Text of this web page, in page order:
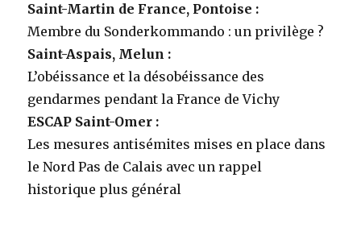
Saint-Martin de France, Pontoise :
Membre du Sonderkommando : un privilège ?
Saint-Aspais, Melun :
L’obéissance et la désobéissance des
gendarmes pendant la France de Vichy
ESCAP Saint-Omer :
Les mesures antisémites mises en place dans
le Nord Pas de Calais avec un rappel
historique plus général